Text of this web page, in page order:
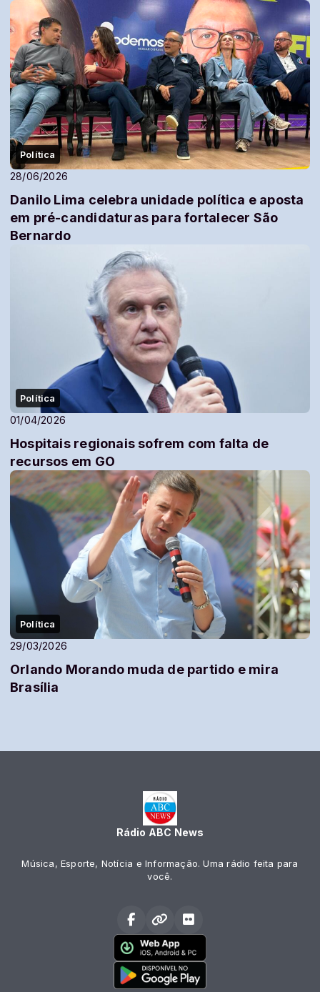
Política
28/06/2026
Danilo Lima celebra unidade política e aposta
em pré-candidaturas para fortalecer São
Bernardo
Política
01/04/2026
Hospitais regionais sofrem com falta de
recursos em GO
Política
29/03/2026
Orlando Morando muda de partido e mira
Brasília
Rádio ABC News
Música, Esporte, Notícia e Informação. Uma rádio feita para
você.